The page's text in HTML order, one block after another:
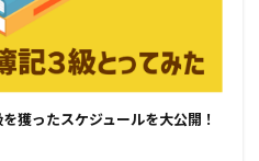
獲ったスケジュールを大公開！